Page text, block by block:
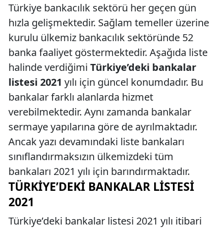
Türkiye bankacılık sektörü her geçen gün
hızla gelişmektedir. Sağlam temeller üzerine
kurulu ülkemiz bankacılık sektöründe 52
banka faaliyet göstermektedir. Aşağıda liste
halinde verdiğimi Türkiye’deki bankalar
listesi 2021 yılı için güncel konumdadır. Bu
bankalar farklı alanlarda hizmet
verebilmektedir. Aynı zamanda bankalar
sermaye yapılarına göre de ayrılmaktadır.
Ancak yazı devamındaki liste bankaları
sınıflandırmaksızın ülkemizdeki tüm
bankaları 2021 yılı için barındırmaktadır.
TÜRKIYE’DEKI BANKALAR LISTESI
2021
Türkiye’deki bankalar listesi 2021 yılı itibari